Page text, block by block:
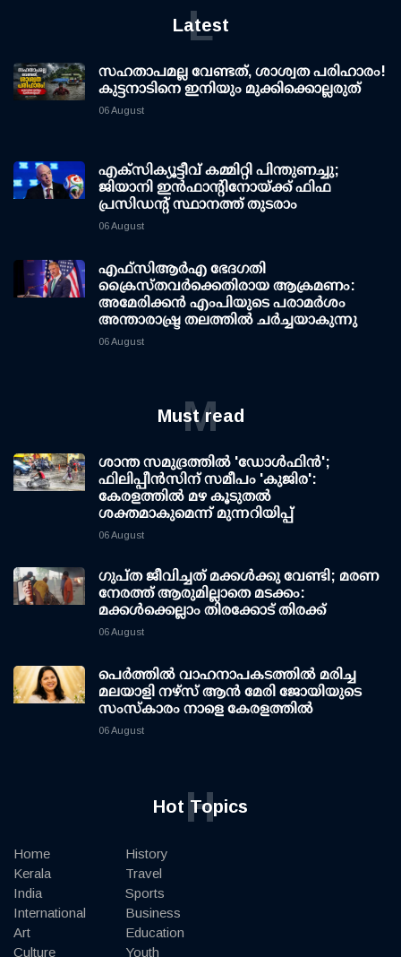
Latest
L
സഹതാപമല്ല വേണ്ടത്, ശാശ്വത പരിഹാരം!
കുട്ടനാടിനെ ഇനിയും മുക്കിക്കൊല്ലരുത്
06 August
എക്സിക്യൂട്ടീവ് കമ്മിറ്റി പിന്തുണച്ചു;
ജിയാനി ഇന്‍ഫാന്റിനോയ്ക്ക് ഫിഫ
പ്രസിഡന്റ് സ്ഥാനത്ത് തുടരാം
06 August
എഫ്‌സി‌ആര്‍‌എ ഭേദഗതി
ക്രൈസ്തവർക്കെതിരായ ആക്രമണം:
അമേരിക്കൻ എംപിയുടെ പരാമർശം
അന്താരാഷ്ട്ര തലത്തിൽ ചർച്ചയാകുന്നു
06 August
Must read
M
ശാന്ത സമുദ്രത്തില്‍ 'ഡോള്‍ഫിന്‍';
ഫിലിപ്പീന്‍സിന് സമീപം 'കുജിര':
കേരളത്തില്‍ മഴ കൂടുതല്‍
ശക്തമാകുമെന്ന് മുന്നറിയിപ്പ്
06 August
ഗുപ്ത ജീവിച്ചത് മക്കള്‍ക്കു വേണ്ടി; മരണ
നേരത്ത് ആരുമില്ലാതെ മടക്കം:
മക്കള്‍ക്കെല്ലാം തിരക്കോട് തിരക്ക്
06 August
പെർത്തിൽ വാഹനാപകടത്തിൽ മരിച്ച
മലയാളി നഴ്സ് ആൻ മേരി ജോയിയുടെ
സംസ്കാരം നാളെ കേരളത്തിൽ
06 August
Hot Topics
H
Home
Kerala
India
International
Art
Culture
History
Travel
Sports
Business
Education
Youth